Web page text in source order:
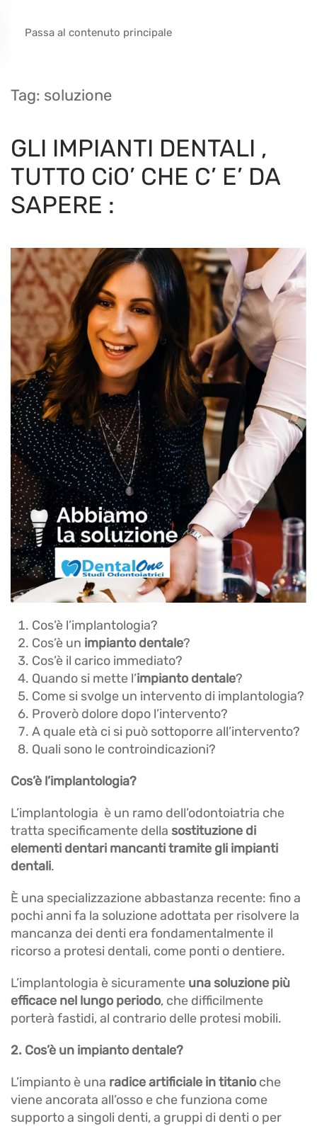
Passa al contenuto principale
Tag: soluzione
GLI IMPIANTI DENTALI ,
TUTTO CiO’ CHE C’ E’ DA
SAPERE :
Cos’è l’implantologia?
Cos’è un impianto dentale?
Cos’è il carico immediato?
Quando si mette l’impianto dentale?
Come si svolge un intervento di implantologia?
Proverò dolore dopo l’intervento?
A quale età ci si può sottoporre all’intervento?
Quali sono le controindicazioni?
Cos’è l’implantologia?
L’implantologia è un ramo dell’odontoiatria che
tratta specificamente della sostituzione di
elementi dentari mancanti tramite gli impianti
dentali.
È una specializzazione abbastanza recente: fino a
pochi anni fa la soluzione adottata per risolvere la
mancanza dei denti era fondamentalmente il
ricorso a protesi dentali, come ponti o dentiere.
L’implantologia è sicuramente una soluzione più
efficace nel lungo periodo, che difficilmente
porterà fastidi, al contrario delle protesi mobili.
2. Cos’è un impianto dentale?
L’impianto è una radice artificiale in titanio che
viene ancorata all’osso e che funziona come
supporto a singoli denti, a gruppi di denti o per